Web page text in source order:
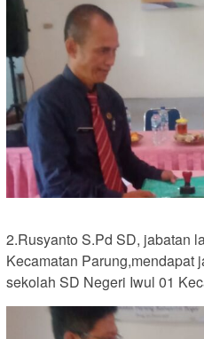
2.Rusyanto S.Pd SD, jabatan
Kecamatan Parung,mendapat
sekolah SD Negeri Iwul 01